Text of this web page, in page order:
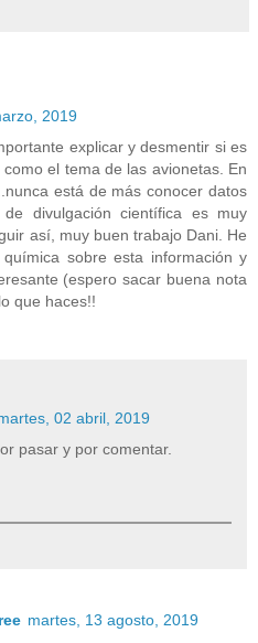
2019
explicar y desmentir si es
el tema de las avionetas. En
está de más conocer datos
divulgación científica es muy
así, muy buen trabajo Dani. He
sobre esta información y
(espero sacar buena nota
que haces!!
02 abril, 2019
pasar y por comentar.
martes, 13 agosto, 2019